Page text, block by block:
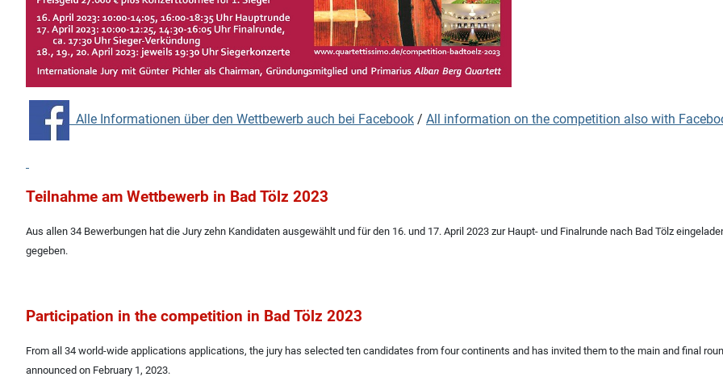
Alle Informationen über den Wettbewerb auch bei Facebook / All information on the competition also with
Teilnahme am Wettbewerb in Bad Tölz 2023
Aus allen 34 Bewerbungen hat die Jury zehn Kandidaten ausgewählt und für den 16. und 17. April 2023 zur Haupt- und Finalrunde nach Bad Tölz
gegeben.
Participation in the competition in Bad Tölz 2023
From all 34 world-wide applications applications, the jury has selected ten candidates from four continents and has invited them to the main and final
announced on February 1, 2023.